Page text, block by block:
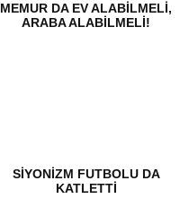
MEMUR DA EV ALABİLMELİ,
ARABA ALABİLMELİ!
SİYONİZM FUTBOLU DA
KATLETTİ